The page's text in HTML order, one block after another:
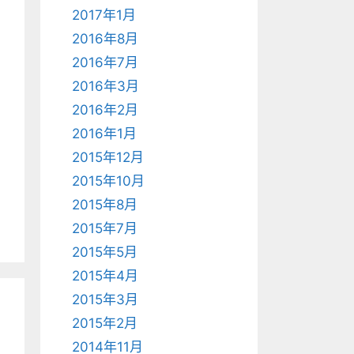
2017年1月
2016年8月
2016年7月
2016年3月
2016年2月
2016年1月
2015年12月
2015年10月
2015年8月
2015年7月
2015年5月
2015年4月
2015年3月
2015年2月
2014年11月